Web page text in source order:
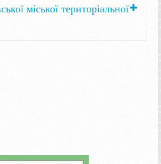
міської територіальної